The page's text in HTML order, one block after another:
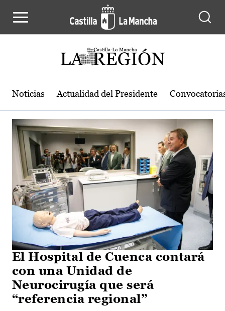
Actualidad de la región de Castilla-
Noticias Actualidad del Presidente
El Hospital de Cuenca contará
con una Unidad de
Neurocirugía que será
“referencia regional”